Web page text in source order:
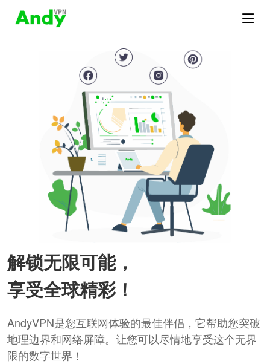
解锁无限可能，
享受全球精彩！
AndyVPN是您互联网体验的最佳伴侣，它帮助您突破
地理边界和网络屏障。让您可以尽情地享受这个无界
限的数字世界！